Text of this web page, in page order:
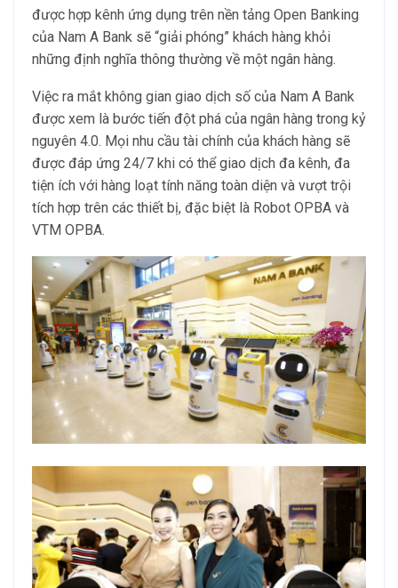
được hợp kênh ứng dụng trên nền tảng Open Banking
của Nam A Bank sẽ “giải phóng” khách hàng khỏi
những định nghĩa thông thường về một ngân hàng.
Việc ra mắt không gian giao dịch số của Nam A Bank
được xem là bước tiến đột phá của ngân hàng trong kỷ
nguyên 4.0. Mọi nhu cầu tài chính của khách hàng sẽ
được đáp ứng 24/7 khi có thể giao dịch đa kênh, đa
tiện ích với hàng loạt tính năng toàn diện và vượt trội
tích hợp trên các thiết bị, đặc biệt là Robot OPBA và
VTM OPBA.